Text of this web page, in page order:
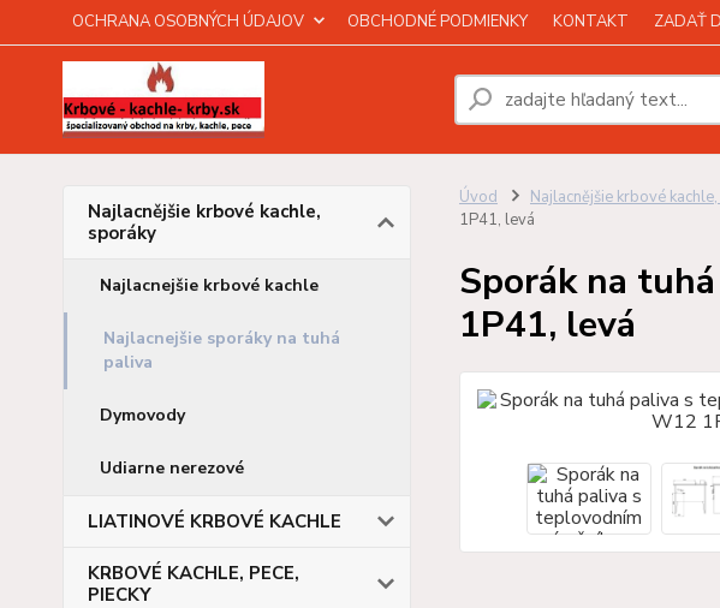
OCHRANA OSOBNÝCH ÚDAJOV OBCHODNÉ PODMIENKY KONTAKT ZADAŤ
Najlacnějšie krbové kachle,
sporáky
Najlacnejšie krbové kachle
Najlacnejšie sporáky na tuhá
paliva
Dymovody
Udiarne nerezové
LIATINOVÉ KRBOVÉ KACHLE
KRBOVÉ KACHLE, PECE,
PIECKY
Úvod Najlacnějšie krbové
1P41, levá
Sporák na
1P41, levá